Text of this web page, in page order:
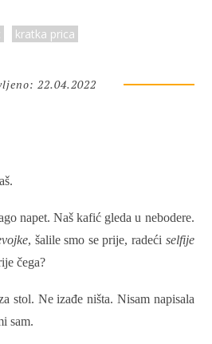
kratka prica
22.04.2022
napet. Naš kafić gleda u nebodere.
, šalile smo se prije, radeći selfije
čega?
stol. Ne izađe ništa. Nisam napisala
sam.